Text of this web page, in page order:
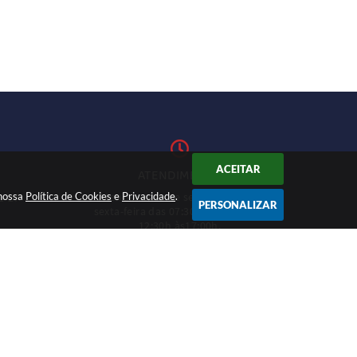
Política de Cookies e Privacidade.
ACEITAR
PERSONALIZAR
27
ATENDIMENTO
Atendimento de segunda-feira a
sexta-feira das 07:30h às 11h e das
12:30h às17:00h.